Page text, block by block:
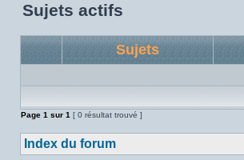
Sujets actifs
Sujets
Page 1 sur 1 [ 0 résultat trouvé ]
Index du forum